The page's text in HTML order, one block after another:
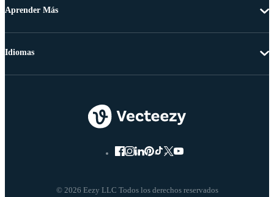
Aprender Más
© 2026 Eezy LLC Todos los derechos reservados
Idiomas